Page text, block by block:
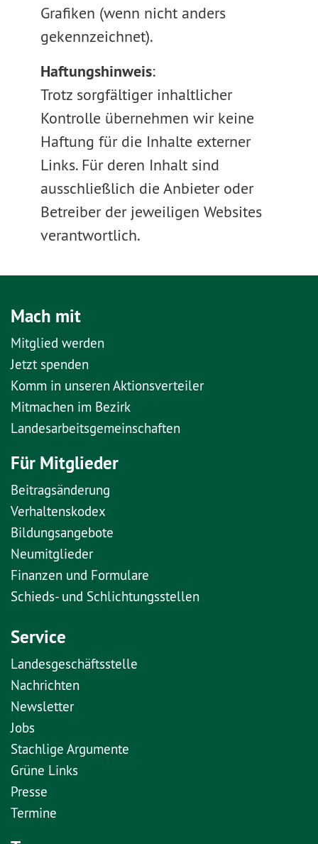
Grafiken (wenn nicht anders
gekennzeichnet).
Haftungshinweis:
Trotz sorgfältiger inhaltlicher
Kontrolle übernehmen wir keine
Haftung für die Inhalte externer
Links. Für deren Inhalt sind
ausschließlich die Anbieter oder
Betreiber der jeweiligen Websites
verantwortlich.
Mach mit
Mitglied werden
Jetzt spenden
Komm in unseren Aktionsverteiler
Mitmachen im Bezirk
Landesarbeitsgemeinschaften
Für Mitglieder
Beitragsänderung
Verhaltenskodex
Bildungsangebote
Neumitglieder
Finanzen und Formulare
Schieds- und Schlichtungsstellen
Service
Landesgeschäftsstelle
Nachrichten
Newsletter
Jobs
Stachlige Argumente
Grüne Links
Presse
Termine